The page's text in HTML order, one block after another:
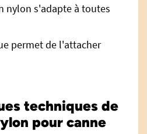
nylon s'adapte à toutes
permet de l'attacher
techniques de
pour canne